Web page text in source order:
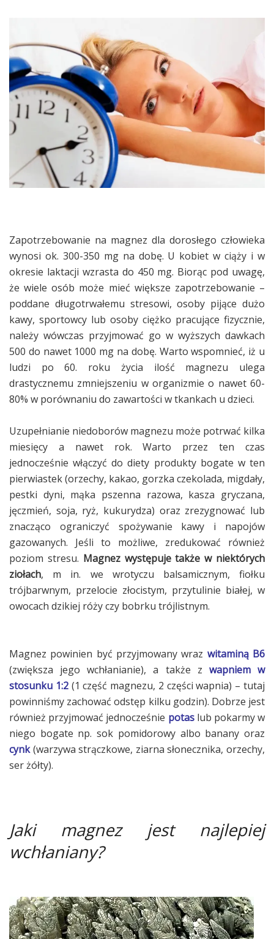
Zapotrzebowanie na magnez dla dorosłego człowieka
wynosi ok. 300-350 mg na dobę. U kobiet w ciąży i w
okresie laktacji wzrasta do 450 mg. Biorąc pod uwagę,
że wiele osób może mieć większe zapotrzebowanie –
poddane długotrwałemu stresowi, osoby pijące dużo
kawy, sportowcy lub osoby ciężko pracujące fizycznie,
należy wówczas przyjmować go w wyższych dawkach
500 do nawet 1000 mg na dobę. Warto wspomnieć, iż u
ludzi po 60. roku życia ilość magnezu ulega
drastycznemu zmniejszeniu w organizmie o nawet 60-
80% w porównaniu do zawartości w tkankach u dzieci.
Uzupełnianie niedoborów magnezu może potrwać kilka
miesięcy a nawet rok. Warto przez ten czas
jednocześnie włączyć do diety produkty bogate w ten
pierwiastek (orzechy, kakao, gorzka czekolada, migdały,
pestki dyni, mąka pszenna razowa, kasza gryczana,
jęczmień, soja, ryż, kukurydza) oraz zrezygnować lub
znacząco ograniczyć spożywanie kawy i napojów
gazowanych. Jeśli to możliwe, zredukować również
poziom stresu. Magnez występuje także w niektórych
ziołach, m in. we wrotyczu balsamicznym, fiołku
trójbarwnym, przelocie złocistym, przytulinie białej, w
owocach dzikiej róży czy bobrku trójlistnym.
Magnez powinien być przyjmowany wraz witaminą B6
(zwiększa jego wchłanianie), a także z wapniem w
stosunku 1:2(1 część magnezu, 2 części wapnia) – tutaj
powinniśmy zachować odstęp kilku godzin). Dobrze jest
również przyjmować jednocześnie potaslub pokarmy w
niego bogate np. sok pomidorowy albo banany oraz
cynk(warzywa strączkowe, ziarna słonecznika, orzechy,
ser żółty).
Jaki magnez jest najlepiej
wchłaniany?